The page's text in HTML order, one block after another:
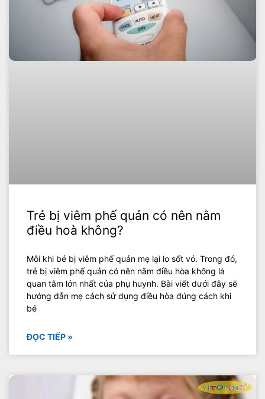
Trẻ bị viêm phế quản có nên nằm
điều hoà không?
Mỗi khi bé bị viêm phế quản mẹ lại lo sốt vó. Trong đó,
trẻ bị viêm phế quản có nên nằm điều hòa không là
quan tâm lớn nhất của phụ huynh. Bài viết dưới đây sẽ
hướng dẫn mẹ cách sử dụng điều hòa đúng cách khi
bé
ĐỌC TIẾP »